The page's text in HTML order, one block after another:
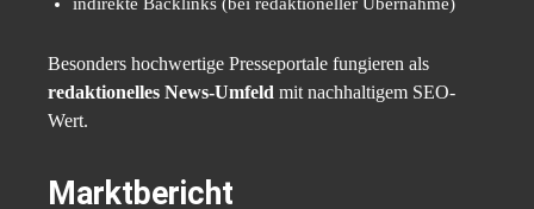
Besonders hochwertige Presseportale fungieren als
redaktionelles News-Umfeld mit nachhaltigem SEO-
Wert.
Marktbericht